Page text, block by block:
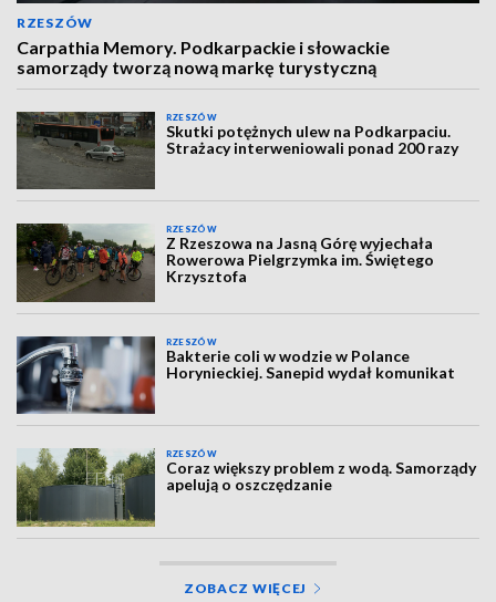
RZESZÓW
Carpathia Memory. Podkarpackie i słowackie
samorządy tworzą nową markę turystyczną
RZESZÓW
Skutki potężnych ulew na Podkarpaciu.
Strażacy interweniowali ponad 200 razy
RZESZÓW
Z Rzeszowa na Jasną Górę wyjechała
Rowerowa Pielgrzymka im. Świętego
Krzysztofa
RZESZÓW
Bakterie coli w wodzie w Polance
Horynieckiej. Sanepid wydał komunikat
RZESZÓW
Coraz większy problem z wodą. Samorządy
apelują o oszczędzanie
ZOBACZ WIĘCEJ